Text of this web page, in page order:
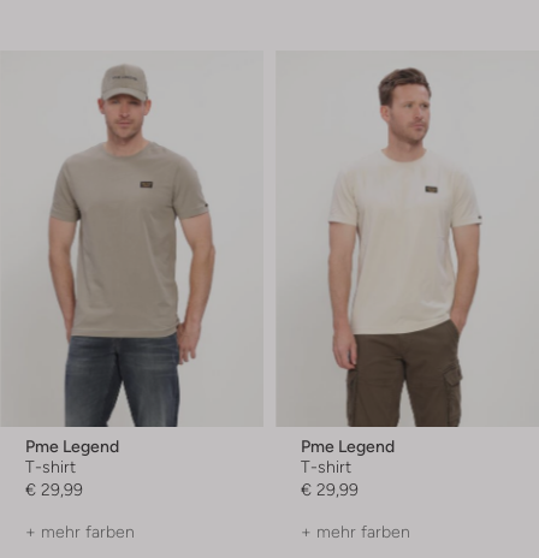
Pme Legend
T-shirt
€ 29,99
+ mehr farben
Pme Legend
T-shirt
€ 29,99
+ mehr farben